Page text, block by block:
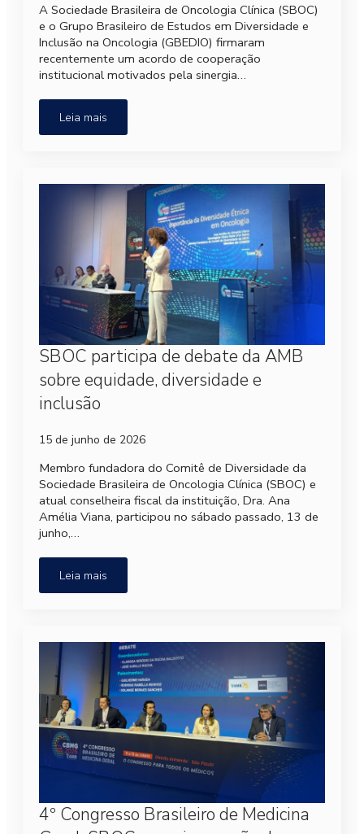
A Sociedade Brasileira de Oncologia Clínica (SBOC)
e o Grupo Brasileiro de Estudos em Diversidade e
Inclusão na Oncologia (GBEDIO) firmaram
recentemente um acordo de cooperação
institucional motivados pela sinergia…
Leia mais
SBOC participa de debate da AMB
sobre equidade, diversidade e
inclusão
15 de junho de 2026
Membro fundadora do Comitê de Diversidade da
Sociedade Brasileira de Oncologia Clínica (SBOC) e
atual conselheira fiscal da instituição, Dra. Ana
Amélia Viana, participou no sábado passado, 13 de
junho,…
Leia mais
4º Congresso Brasileiro de Medicina